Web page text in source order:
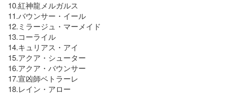
10.紅神龍メルガルス
11.バウンサー・イール
12.ミラージュ・マーメイド
13.コーライル
14.キュリアス・アイ
15.アクア・シューター
16.アクア・バウンサー
17.宣凶師ベトラーレ
18.レイン・アロー